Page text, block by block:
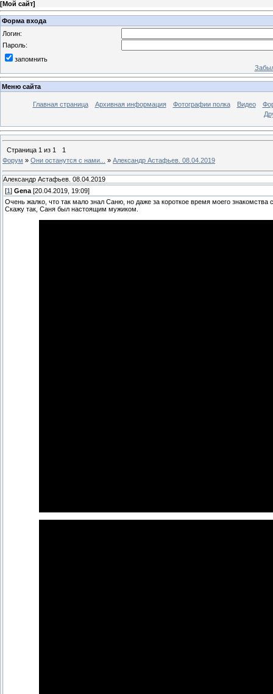
[Мой сайт]
Форма входа
Логин:
Пароль:
запомнить
Меню сайта
Главная страница Архивная информация Фотографии полка Видео
Страница 1 из 1
1
Форум » Они останутся с нами... » Александр Астафьев. 08.04.2019
Александр Астафьев. 08.04.2019
[1 ] Gena [20.04.2019, 19:09]
Очень жалко, что так мало знал Саню, но даже за короткое время моего
Скажу так, Саня был настоящим мужиком.